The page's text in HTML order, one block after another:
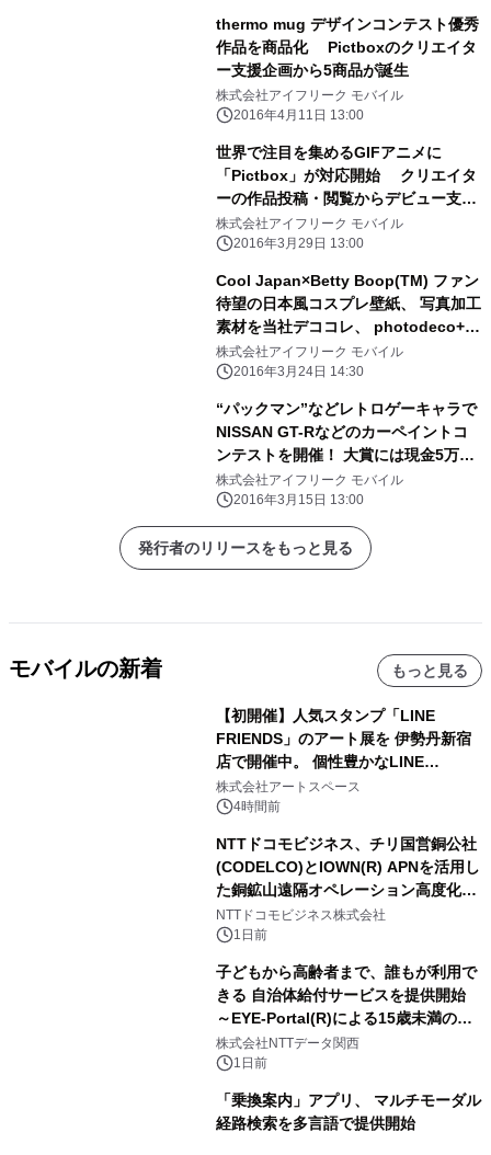
thermo mug デザインコンテスト優秀
作品を商品化 Pictboxのクリエイタ
ー支援企画から5商品が誕生
株式会社アイフリーク モバイル
2016年4月11日 13:00
世界で注目を集めるGIFアニメに
「Pictbox」が対応開始 クリエイタ
ーの作品投稿・閲覧からデビュー支援
まで
株式会社アイフリーク モバイル
2016年3月29日 13:00
Cool Japan×Betty Boop(TM) ファン
待望の日本風コスプレ壁紙、 写真加工
素材を当社デココレ、 photodeco+に
て配信開始！
株式会社アイフリーク モバイル
2016年3月24日 14:30
“パックマン”などレトロゲーキャラで
NISSAN GT-Rなどのカーペイントコ
ンテストを開催！ 大賞には現金5万円
や AFTER FIRE Reアイテムをプレゼ
ント
株式会社アイフリーク モバイル
2016年3月15日 13:00
発行者のリリースをもっと見る
モバイルの新着 もっと見る
【初開催】人気スタンプ「LINE
FRIENDS」のアート展を 伊勢丹新宿
店で開催中。 個性豊かなLINE
FRIENDSの仲間たちが インテリアア
ートとして新たな魅力を発信。
株式会社アートスペース
4時間前
NTTドコモビジネス、チリ国営銅公社
(CODELCO)とIOWN(R) APNを活用し
た銅鉱山遠隔オペレーション高度化に
向けた調査・実証を開始
NTTドコモビジネス株式会社
1日前
子どもから高齢者まで、誰もが利用で
きる 自治体給付サービスを提供開始
～EYE-Portal(R)による15歳未満の本
人認証と デジタルデバイド対策で実現
～
株式会社NTTデータ関西
1日前
「乗換案内」アプリ、 マルチモーダル
経路検索を多言語で提供開始